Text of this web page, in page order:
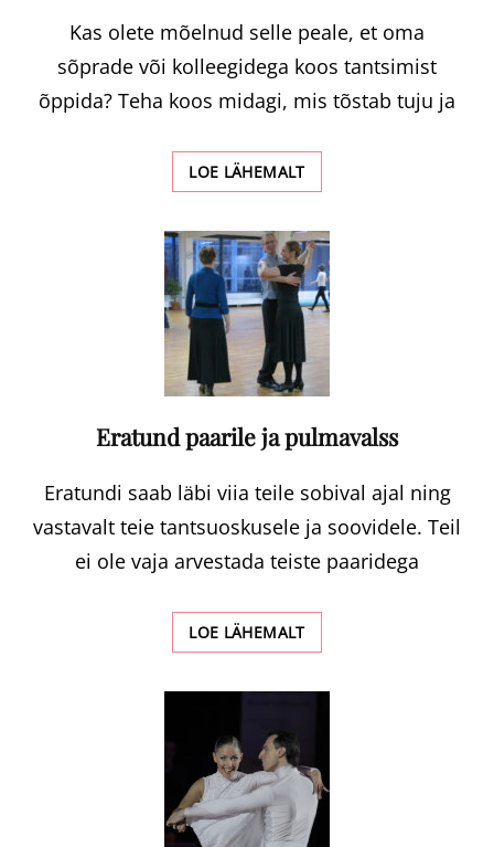
Kas olete mõelnud selle peale, et oma
sõprade või kolleegidega koos tantsimist
õppida? Teha koos midagi, mis tõstab tuju ja
LOE LÄHEMALTERATUND
GRUPILE
Eratund paarile ja pulmavalss
Eratundi saab läbi viia teile sobival ajal ning
vastavalt teie tantsuoskusele ja soovidele. Teil
ei ole vaja arvestada teiste paaridega
LOE LÄHEMALTERATUND
PAARILE